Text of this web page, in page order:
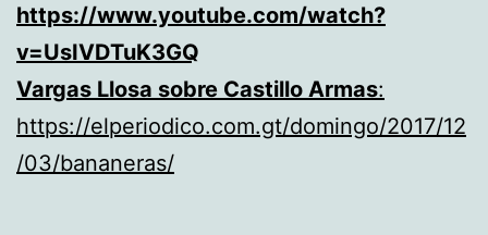
https://www.youtube.com/watch?
v=UsIVDTuK3GQ
Vargas Llosa sobre Castillo Armas:
https://elperiodico.com.gt/domingo/2017/12
/03/bananeras/